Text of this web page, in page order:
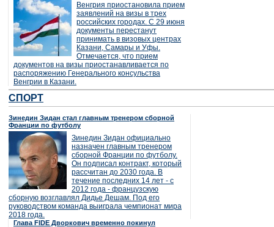
Венгрия приостановила прием
заявлений на визы в трех
российских городах. С 29 июня
документы перестанут
принимать в визовых центрах
Казани, Самары и Уфы.
Отмечается, что прием
документов на визы приостанавливается по
распоряжению Генерального консульства
Венгрии в Казани.
СПОРТ
Зинедин Зидан стал главным тренером сборной
Франции по футболу
Зинедин Зидан официально
назначен главным тренером
сборной Франции по футболу.
Он подписал контракт, который
рассчитан до 2030 года. В
течение последних 14 лет - с
2012 года - французскую
сборную возглавлял Дидье Дешам. Под его
руководством команда выиграла чемпионат мира
2018 года.
Глава FIDE Дворкович временно покинул